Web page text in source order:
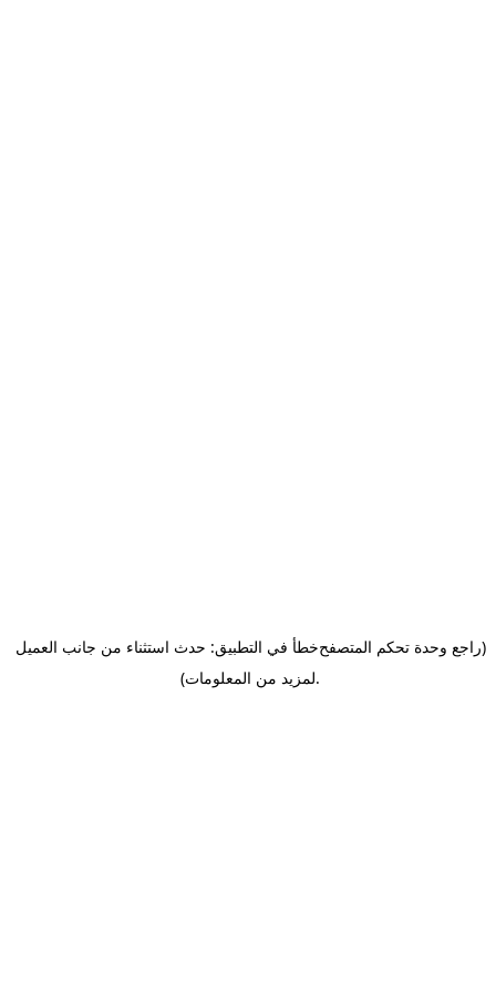
خطأ في التطبيق: حدث استثناء من جانب العميل(راجع وحدة تحكم المتصفح
لمزيد من المعلومات).